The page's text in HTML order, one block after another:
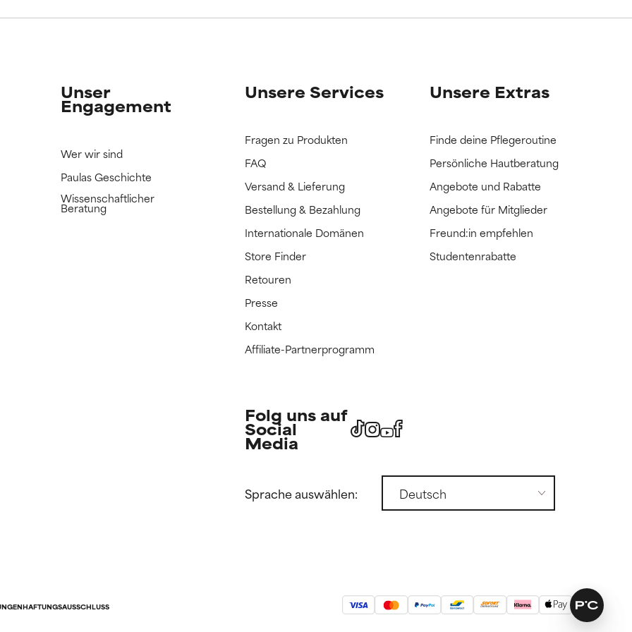
Unser
Engagement
Wer wir sind
Paulas Geschichte
Wissenschaftlicher
Beratung
Unsere Services
Fragen zu Produkten
FAQ
Versand & Lieferung
Bestellung & Bezahlung
Internationale Domänen
Store Finder
Retouren
Presse
Kontakt
Affiliate-Partnerprogramm
Unsere Extras
Finde deine Pflegeroutine
Persönliche Hautberatung
Angebote und Rabatte
Angebote für Mitglieder
Freund:in empfehlen
Studentenrabatte
Folg uns auf
Social
Media
Sprache auswählen:
HAFTUNGSAUSSCHLUSS